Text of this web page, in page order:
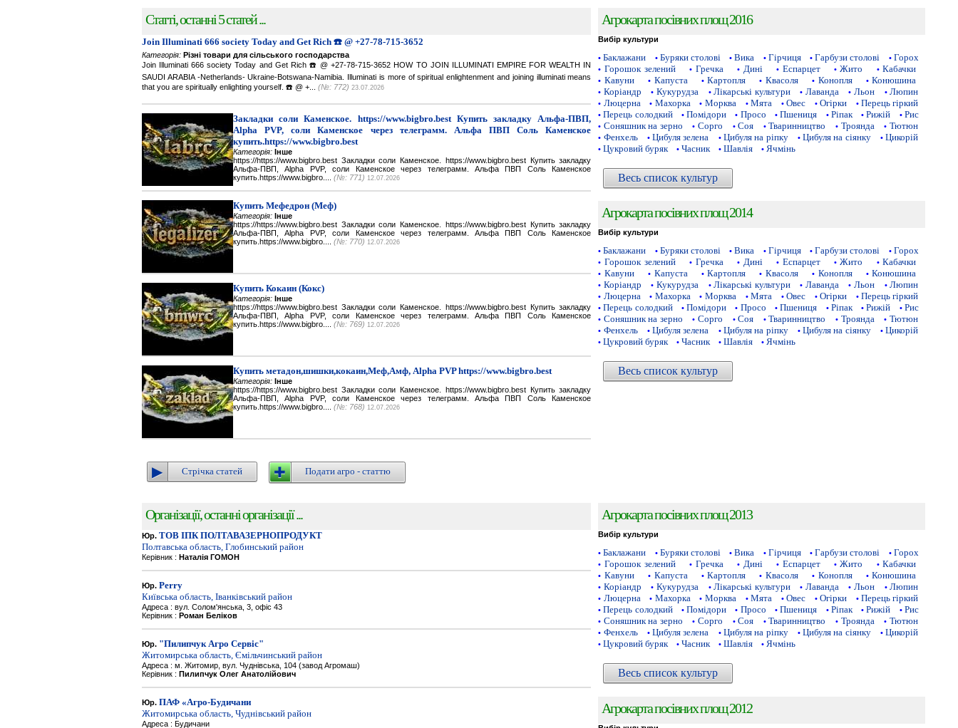
Статті, останні 5 статей ...
Join Illuminati 666 society Today and Get Rich ☎️ @ +27-78-715-3652
Категорія: Різні товари для сільського господарства
Join Illuminati 666 society Today and Get Rich ☎️ @ +27-78-715-3652 HOW TO JOIN ILLUMINATI EMPIRE FOR WEALTH IN
SAUDI ARABIA -Netherlands- Ukraine-Botswana-Namibia. Illuminati is more of spiritual enlightenment and joining illuminati means
that you are spiritually enlighting yourself. ☎️ @ +... (№: 772) 23.07.2026
Закладки соли Каменское. https://www.bigbro.best Купить закладку Альфа-ПВП,
Alpha PVP, соли Каменское через телеграмм. Альфа ПВП Соль Каменское
купить.https://www.bigbro.best
Категорія: Інше
https://https://www.bigbro.best Закладки соли Каменское. https://www.bigbro.best Купить закладку
Альфа-ПВП, Alpha PVP, соли Каменское через телеграмм. Альфа ПВП Соль Каменское
купить.https://www.bigbro.... (№: 771) 12.07.2026
Купить Мефедрон (Меф)
Категорія: Інше
https://https://www.bigbro.best Закладки соли Каменское. https://www.bigbro.best Купить закладку
Альфа-ПВП, Alpha PVP, соли Каменское через телеграмм. Альфа ПВП Соль Каменское
купить.https://www.bigbro.... (№: 770) 12.07.2026
Купить Кокаин (Кокс)
Категорія: Інше
https://https://www.bigbro.best Закладки соли Каменское. https://www.bigbro.best Купить закладку
Альфа-ПВП, Alpha PVP, соли Каменское через телеграмм. Альфа ПВП Соль Каменское
купить.https://www.bigbro.... (№: 769) 12.07.2026
Купить метадон,шишки,кокаин,Меф,Амф, Alpha PVP https://www.bigbro.best
Категорія: Інше
https://https://www.bigbro.best Закладки соли Каменское. https://www.bigbro.best Купить закладку
Альфа-ПВП, Alpha PVP, соли Каменское через телеграмм. Альфа ПВП Соль Каменское
купить.https://www.bigbro.... (№: 768) 12.07.2026
Стрічка статей Подати агро - статтю
Агрокарта посівних площ 2016
Вибір культури
• Баклажани • Буряки столові • Вика • Гірчиця • Гарбузи столові • Горох
• Горошок зелений • Гречка • Дині • Еспарцет • Жито • Кабачки
• Кавуни • Капуста • Картопля • Квасоля • Конопля • Конюшина
• Коріандр • Кукурудза • Лікарські культури • Лаванда • Льон • Люпин
• Люцерна • Махорка • Морква • Мята • Овес • Огірки • Перець гіркий
• Перець солодкий • Помідори • Просо • Пшениця • Ріпак • Рижій • Рис
• Соняшник на зерно • Сорго • Соя • Тваринництво • Троянда • Тютюн
• Фенхель • Цибуля зелена • Цибуля на ріпку • Цибуля на сіянку • Цикорій
• Цукровий буряк • Часник • Шавлія • Ячмінь
Весь список культур
Агрокарта посівних площ 2014
Вибір культури
• Баклажани • Буряки столові • Вика • Гірчиця • Гарбузи столові • Горох
• Горошок зелений • Гречка • Дині • Еспарцет • Жито • Кабачки
• Кавуни • Капуста • Картопля • Квасоля • Конопля • Конюшина
• Коріандр • Кукурудза • Лікарські культури • Лаванда • Льон • Люпин
• Люцерна • Махорка • Морква • Мята • Овес • Огірки • Перець гіркий
• Перець солодкий • Помідори • Просо • Пшениця • Ріпак • Рижій • Рис
• Соняшник на зерно • Сорго • Соя • Тваринництво • Троянда • Тютюн
• Фенхель • Цибуля зелена • Цибуля на ріпку • Цибуля на сіянку • Цикорій
• Цукровий буряк • Часник • Шавлія • Ячмінь
Весь список культур
Організації, останні організації ...
Юр. ТОВ ІПК ПОЛТАВАЗЕРНОПРОДУКТ
Полтавська область, Глобинський район
Керівник : Наталія ГОМОН
Юр. Perry
Київська область, Іванківський район
Адреса : вул. Солом'янська, 3, офіс 43
Керівник : Роман Беліков
Юр. "Пилипчук Агро Сервіс"
Житомирська область, Ємільчинський район
Адреса : м. Житомир, вул. Чуднівська, 104 (завод Агромаш)
Керівник : Пилипчук Олег Анатолійович
Юр. ПАФ «Агро-Будичани
Житомирська область, Чуднівський район
Адреса : Будичани
Агрокарта посівних площ 2013
Вибір культури
• Баклажани • Буряки столові • Вика • Гірчиця • Гарбузи столові • Горох
• Горошок зелений • Гречка • Дині • Еспарцет • Жито • Кабачки
• Кавуни • Капуста • Картопля • Квасоля • Конопля • Конюшина
• Коріандр • Кукурудза • Лікарські культури • Лаванда • Льон • Люпин
• Люцерна • Махорка • Морква • Мята • Овес • Огірки • Перець гіркий
• Перець солодкий • Помідори • Просо • Пшениця • Ріпак • Рижій • Рис
• Соняшник на зерно • Сорго • Соя • Тваринництво • Троянда • Тютюн
• Фенхель • Цибуля зелена • Цибуля на ріпку • Цибуля на сіянку • Цикорій
• Цукровий буряк • Часник • Шавлія • Ячмінь
Весь список культур
Агрокарта посівних площ 2012